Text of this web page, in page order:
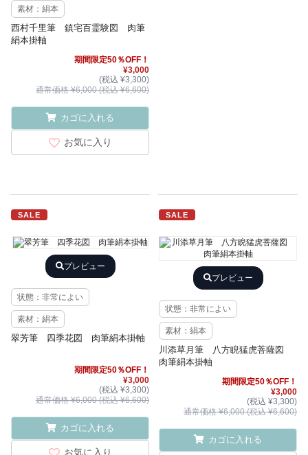
素材：絹本
西村千里筆 鎮宅百霊験図 肉筆
絹本掛軸
期間限定50％OFF！
¥3,000
(税込 ¥3,300)
通常価格 ¥6,000 (税込 ¥6,600)
カゴに入れる
お気に入り
SALE
プレビュー
状態：非常によい
素材：絹本
翠芳筆 四季花図 肉筆絹本掛軸
期間限定50％OFF！
¥3,000
(税込 ¥3,300)
通常価格 ¥6,000 (税込 ¥6,600)
カゴに入れる
お気に入り
SALE
プレビュー
状態：非常によい
素材：絹本
川添草月筆 八方睨猛虎菩薩図
肉筆絹本掛軸
期間限定50％OFF！
¥3,000
(税込 ¥3,300)
通常価格 ¥6,000 (税込 ¥6,600)
カゴに入れる